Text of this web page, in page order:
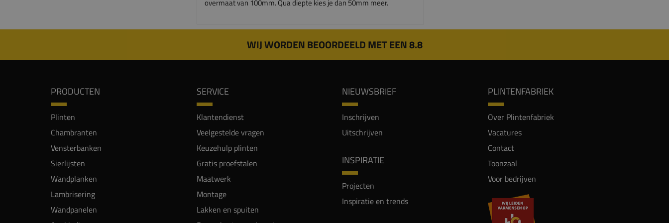
overmaat van 100mm. Qua diepte kies je dan 50mm meer.
WIJ WORDEN BEOORDEELD MET EEN 8.8
PRODUCTEN
Plinten
Chambranten
Vensterbanken
Sierlijsten
Wandplanken
Lambrisering
Wandpanelen
SERVICE
Klantendienst
Veelgestelde vragen
Keuzehulp plinten
Gratis proefstalen
Maatwerk
Montage
Lakken en spuiten
NIEUWSBRIEF
Inschrijven
Uitschrijven
INSPIRATIE
Projecten
Inspiratie en trends
PLINTENFABRIEK
Over Plintenfabriek
Vacatures
Contact
Toonzaal
Voor bedrijven